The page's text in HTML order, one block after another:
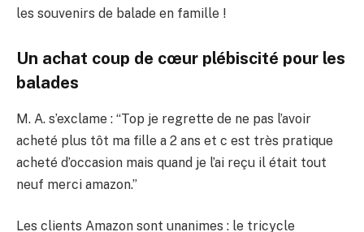
les souvenirs de balade en famille !
Un achat coup de cœur plébiscité pour les
balades
M. A. s’exclame : “Top je regrette de ne pas l’avoir
acheté plus tôt ma fille a 2 ans et c est très pratique
acheté d’occasion mais quand je l’ai reçu il était tout
neuf merci amazon.”
Les clients Amazon sont unanimes : le tricycle